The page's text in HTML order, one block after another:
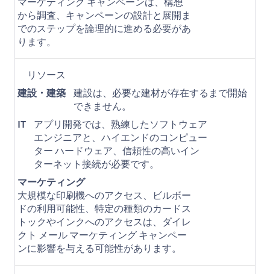
から調査、キャンペーンの設計と展開ま
でのステップを論理的に進める必要があ
ります。
リソース
建設・建築 建設は、必要な建材が存在するまで開始
できません。
IT
アプリ開発では、熟練したソフトウェア
エンジニアと、ハイエンドのコンピュー
ター ハードウェア、信頼性の高いイン
ターネット接続が必要です。
マーケティング
大規模な印刷機へのアクセス、ビルボー
ドの利用可能性、特定の種類のカードス
トックやインクへのアクセスは、ダイレ
クト メール マーケティング キャンペー
ンに影響を与える可能性があります。